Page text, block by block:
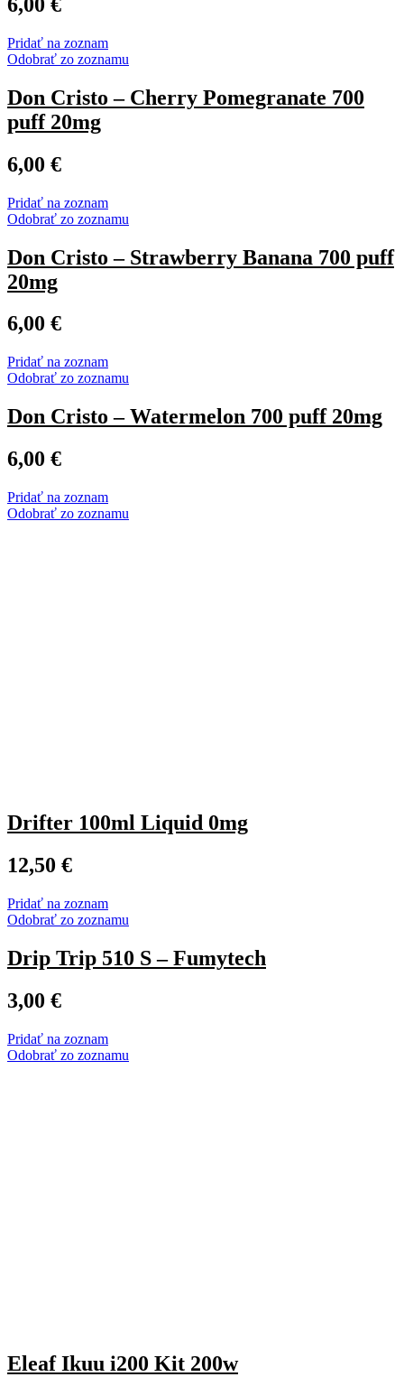
Pridať na zoznam
Odobrať zo zoznamu
Don Cristo – Cherry Pomegranate 700
puff 20mg
6,00 €
Pridať na zoznam
Odobrať zo zoznamu
Don Cristo – Strawberry Banana 700 puff
20mg
6,00 €
Pridať na zoznam
Odobrať zo zoznamu
Don Cristo – Watermelon 700 puff 20mg
6,00 €
Pridať na zoznam
Odobrať zo zoznamu
Drifter 100ml Liquid 0mg
12,50 €
Pridať na zoznam
Odobrať zo zoznamu
Drip Trip 510 S – Fumytech
3,00 €
Pridať na zoznam
Odobrať zo zoznamu
Eleaf Ikuu i200 Kit 200w